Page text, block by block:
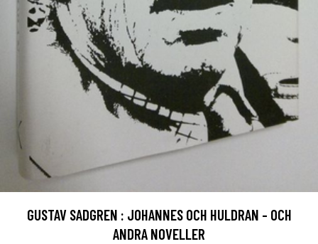
GUSTAV SADGREN : JOHANNES OCH HULDRAN - OCH
ANDRA NOVELLER